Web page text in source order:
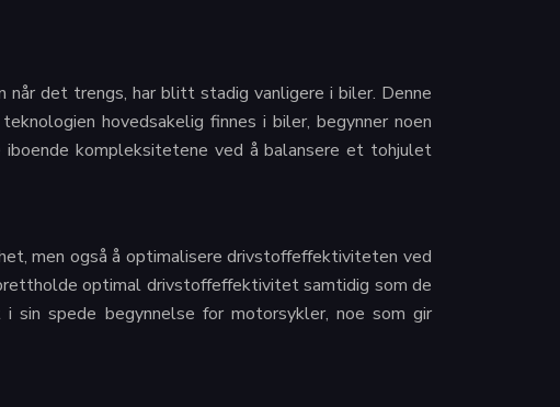
det trengs, har blitt stadig vanligere i biler. Denne
hovedsakelig finnes i biler, begynner noen
iboende kompleksitetene ved å balansere et tohjulet
men også å optimalisere drivstoffeffektiviteten ved
optimal drivstoffeffektivitet samtidig som de
sin spede begynnelse for motorsykler, noe som gir